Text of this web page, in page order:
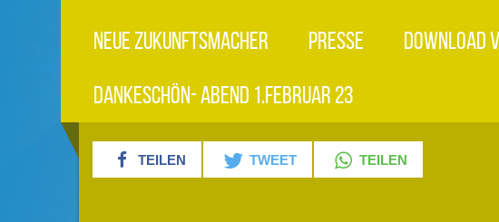
NEUE ZUKUNFTSMACHER PRESSE DOWNLOAD
DANKESCHÖN- ABEND 1.FEBRUAR 23
TEILEN TWEET TEILEN